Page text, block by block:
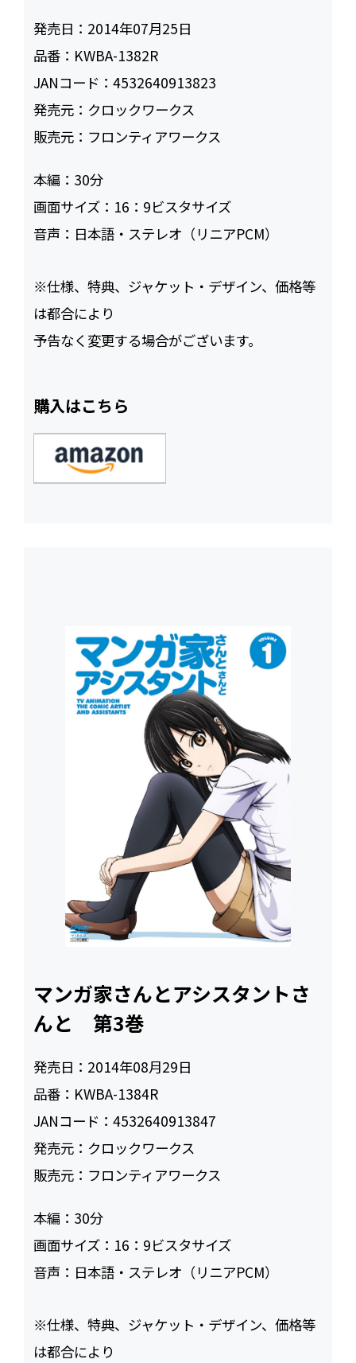
発売日： 2014年07月25日
品番： KWBA-1382R
JANコード：4532640913823
発売元： クロックワークス
販売元： フロンティアワークス
本編： 30
画面サイズ： 16：9ビスタサイズ
音声： 日本語・ステレオ（リニアPCM）
※仕様、特典、ジャケット・デザイン、価格等
は都合により
予告なく変更する場合がございます。
購入はこちら
マンガ家さんとアシスタントさ
んと 第3巻
発売日： 2014年08月29日
品番： KWBA-1384R
JANコード：4532640913847
発売元： クロックワークス
販売元： フロンティアワークス
本編： 30
画面サイズ： 16：9ビスタサイズ
音声： 日本語・ステレオ（リニアPCM）
※仕様、特典、ジャケット・デザイン、価格等
は都合により